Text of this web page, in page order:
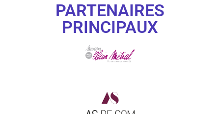
PARTENAIRES
PRINCIPAUX